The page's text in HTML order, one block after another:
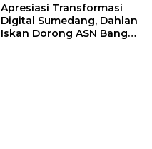
Apresiasi Transformasi
Digital Sumedang, Dahlan
Iskan Dorong ASN Bangun